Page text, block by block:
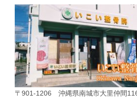
〒901-1206 沖縄県南城市大里仲間